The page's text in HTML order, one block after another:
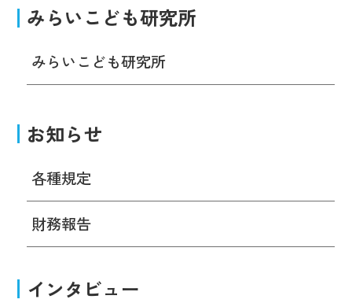
みらいこども研究所
みらいこども研究所
お知らせ
各種規定
財務報告
インタビュー